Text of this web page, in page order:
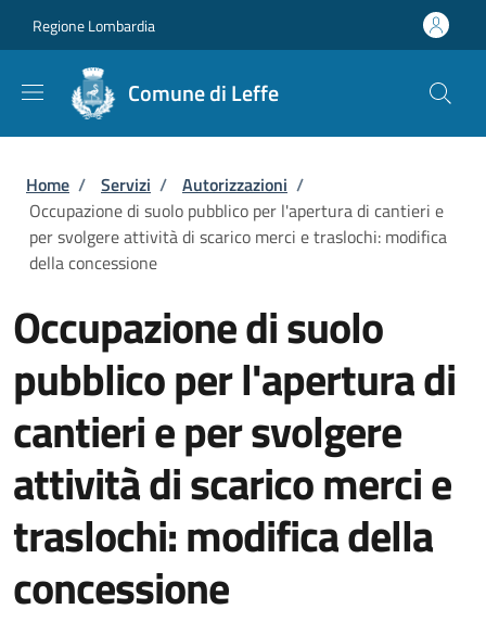
Regione Lombardia
Comune di Leffe
Briciole di pane
Home / Servizi / Autorizzazioni /
Occupazione di suolo pubblico per l'apertura di cantieri e
per svolgere attività di scarico merci e traslochi: modifica
della concessione
Occupazione di suolo
pubblico per l'apertura di
cantieri e per svolgere
attività di scarico merci e
traslochi: modifica della
concessione